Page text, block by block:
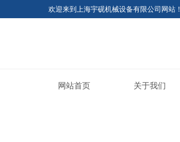
欢迎来到上海宇砚机械设备有限公司网站！
网站首页 关于我们